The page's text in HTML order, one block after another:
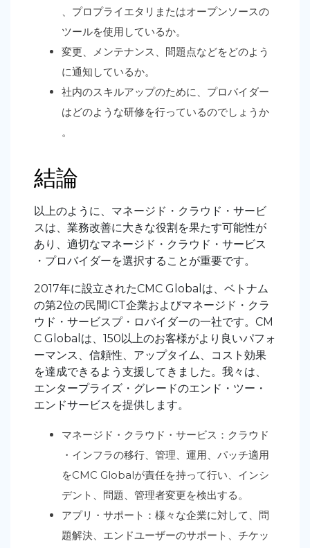
、プロプライエタリまたはオープンソースの
ツールを使用しているか。
変更、メンテナンス、問題点などをどのよう
に通知しているか。
社内のスキルアップのために、プロバイダー
はどのような研修を行っているのでしょうか
。
結論
以上のように、マネージド・クラウド・サービ
スは、業務改善に大きな役割を果たす可能性が
あり、適切なマネージド・クラウド・サービス
・プロバイダーを選択することが重要です。
2017年に設立されたCMC Globalは、ベトナム
の第2位の民間ICT企業およびマネージド・クラ
ウド・サービスプ・ロバイダーの一社です。CM
C Globalは、150以上のお客様がより良いパフォ
ーマンス、信頼性、アップタイム、コスト効果
を達成できるよう支援してきました。我々は、
エンタープライズ・グレードのエンド・ツー・
エンドサービスを提供します。
マネージド・クラウド・サービス：クラウド
・インフラの移行、管理、運用、パッチ適用
をCMC Globalが責任を持って行い、インシ
デント、問題、管理者変更を検出する。
アプリ・サポート：様々な企業に対して、問
題解決、エンドユーザーのサポート、チケッ